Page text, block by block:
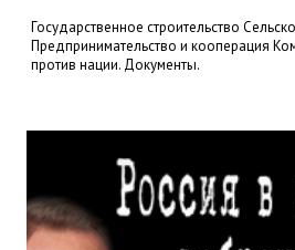
Государственное строительство
Предпринимательство и кооперация
против нации. Документы.